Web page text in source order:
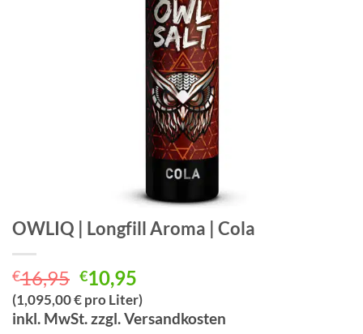
OWLIQ | Longfill Aroma | Cola
€16,95 Ursprünglicher
Preis
war:
€10,95
Preis
ist:
(1,095,00 € pro Liter)
inkl. MwSt. zzgl. Versandkosten